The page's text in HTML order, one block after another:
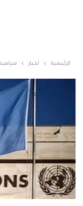
الرئيسية أخبار